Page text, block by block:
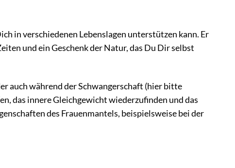
in verschiedenen Lebenslagen unterstützen kann. Er
und ein Geschenk der Natur, das Du Dir selbst
auch während der Schwangerschaft (hier bitte
das innere Gleichgewicht wiederzufinden und das
des Frauenmantels, beispielsweise bei der